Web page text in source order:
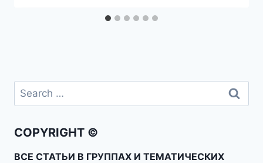
COPYRIGHT ©
ВСЕ СТАТЬИ В ГРУППАХ И ТЕМАТИЧЕСКИХ